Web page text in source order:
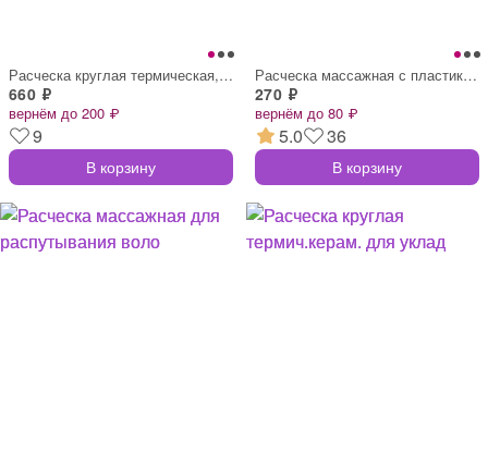
Расческа круглая термическая, КРАСНАЯ 23
660 ₽
вернём до 200 ₽
9
В корзину
Расческа массажная с пластик. зубьями, м
270 ₽
вернём до 80 ₽
5.0 36
В корзину